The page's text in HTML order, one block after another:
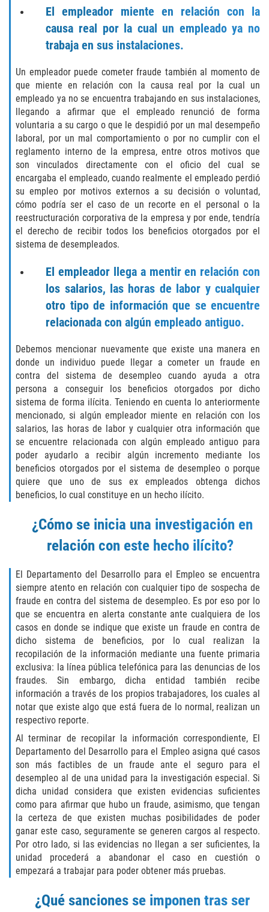
Aumento de Sentencia para Pandillas
Disuadir a un Testigo
Homicidio
Homicidio Involuntario
Homicidio Voluntario
Intento de Asesinato
Secuestro
Violencia Doméstica
Acecho
Amenazas Criminales
Abuso de Ancianos y Adultos
Dependientes
Lesión Corporal A Un Cónyuge
Orden de Restricción Temporal
Orden de Protección de Emergencia
Órdenes de Restricción
Orden de Restricción Permanente
Publicar Información Dañina En
Internet
Violación de Una Orden de
Restricción
Sustracción de Menores
ASSAULT AND BATTERY
ASSAULT
ASSAULT ON A PUBLIC OFFICIAL
ASSAULT WITH A DEADLY WEAPON
ASSAULT WITH CAUSTIC CHEMICALS OR
FLAMMABLE SUBSTANCES
BATTERY
BATTERY ON A PEACE OFFICER ATTORNEY
BATTERY SERIOUS BODILY INJURY
El empleador miente en relación con la
causa real por la cual un empleado ya no
trabaja en sus instalaciones.
Un empleador puede cometer fraude también al momento de
que miente en relación con la causa real por la cual un
empleado ya no se encuentra trabajando en sus instalaciones,
llegando a afirmar que el empleado renunció de forma
voluntaria a su cargo o que le despidió por un mal desempeño
laboral, por un mal comportamiento o por no cumplir con el
reglamento interno de la empresa, entre otros motivos que
son vinculados directamente con el oficio del cual se
encargaba el empleado, cuando realmente el empleado perdió
su empleo por motivos externos a su decisión o voluntad,
cómo podría ser el caso de un recorte en el personal o la
reestructuración corporativa de la empresa y por ende, tendría
el derecho de recibir todos los beneficios otorgados por el
sistema de desempleados.
El empleador llega a mentir en relación con
los salarios, las horas de labor y cualquier
otro tipo de información que se encuentre
relacionada con algún empleado antiguo.
Debemos mencionar nuevamente que existe una manera en
donde un individuo puede llegar a cometer un fraude en
contra del sistema de desempleo cuando ayuda a otra
persona a conseguir los beneficios otorgados por dicho
sistema de forma ilícita. Teniendo en cuenta lo anteriormente
mencionado, si algún empleador miente en relación con los
salarios, las horas de labor y cualquier otra información que
se encuentre relacionada con algún empleado antiguo para
poder ayudarlo a recibir algún incremento mediante los
beneficios otorgados por el sistema de desempleo o porque
quiere que uno de sus ex empleados obtenga dichos
beneficios, lo cual constituye en un hecho ilícito.
¿Cómo se inicia una investigación en
relación con este hecho ilícito?
El Departamento del Desarrollo para el Empleo se encuentra
siempre atento en relación con cualquier tipo de sospecha de
fraude en contra del sistema de desempleo. Es por eso por lo
que se encuentra en alerta constante ante cualquiera de los
casos en donde se indique que existe un fraude en contra de
dicho sistema de beneficios, por lo cual realizan la
recopilación de la información mediante una fuente primaria
exclusiva: la línea pública telefónica para las denuncias de los
fraudes. Sin embargo, dicha entidad también recibe
información a través de los propios trabajadores, los cuales al
notar que existe algo que está fuera de lo normal, realizan un
respectivo reporte.
Al terminar de recopilar la información correspondiente, El
Departamento del Desarrollo para el Empleo asigna qué casos
son más factibles de un fraude ante el seguro para el
desempleo al de una unidad para la investigación especial. Si
dicha unidad considera que existen evidencias suficientes
como para afirmar que hubo un fraude, asimismo, que tengan
la certeza de que existen muchas posibilidades de poder
ganar este caso, seguramente se generen cargos al respecto.
Por otro lado, si las evidencias no llegan a ser suficientes, la
unidad procederá a abandonar el caso en cuestión o
empezará a trabajar para poder obtener más pruebas.
¿Qué sanciones se imponen tras ser